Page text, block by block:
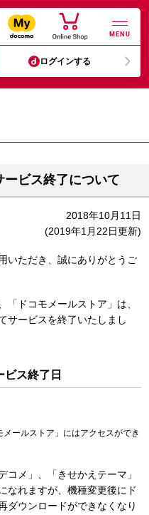
MENU
ログインする
ービス終了について
2018年10月11日
(2019年1月22日更新)
いただき、誠にありがとうご
「ドコモメールストア」は、
サービスを終了いたしまし
ビス終了日
ールストア」にはアクセスができ
コメ」、「きせかえテーマ」
なれますが、機種変更後にド
ダウンロードができなくなり